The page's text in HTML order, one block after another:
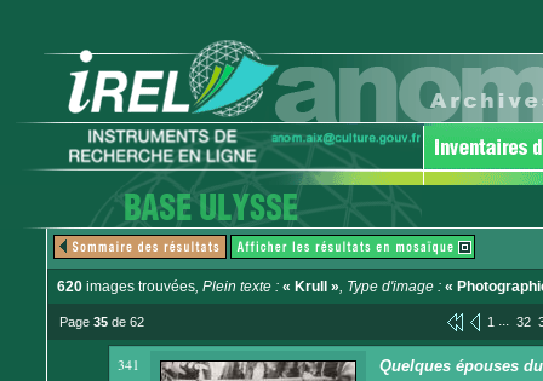
620 images trouvées, Plein texte : « Krull », Type d'image : «
Page 35 de 62 1 ... 32
341 Quelques épouses